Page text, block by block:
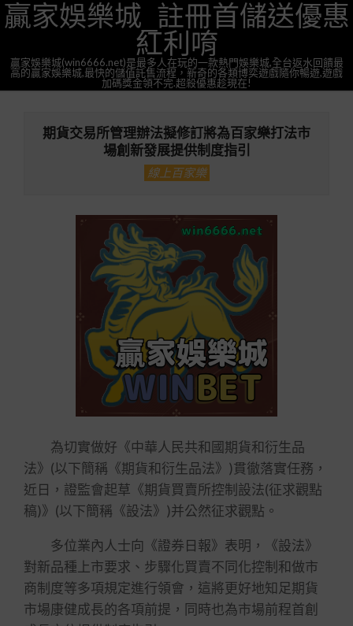
Skip
to贏家娛樂城_註冊首儲送優惠
紅利唷
贏家娛樂城(win6666.net)是最多人在玩的一款熱門娛樂城,全台返水回饋最
高的贏家娛樂城,最快的儲值託售流程，新奇的各類博奕遊戲隨你暢遊,遊戲
加碼獎金領不完.超殺優惠趁現在!
期貨交易所管理辦法擬修訂將為百家樂打法市
場創新發展提供制度指引
線上百家樂
為切實做好《中華人民共和國期貨和衍生品
法》(以下簡稱《期貨和衍生品法》)貫徹落實任務，
近日，證監會起草《期貨買賣所控制設法(征求觀點
稿)》(以下簡稱《設法》)并公然征求觀點。
多位業內人士向《證券日報》表明，《設法》
對新品種上市要求、步驟化買賣不同化控制和做市
商制度等多項規定進行領會，這將更好地知足期貨
市場康健成長的各項前提，同時也為市場前程首創